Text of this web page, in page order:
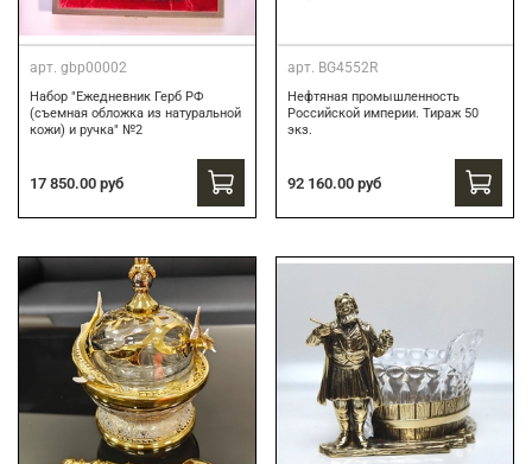
арт. gbp00002
Набор "Ежедневник Герб РФ
(съемная обложка из натуральной
кожи) и ручка" №2
17 850.00 руб
арт. BG4552R
Нефтяная промышленность
Российской империи. Тираж 50
экз.
92 160.00 руб